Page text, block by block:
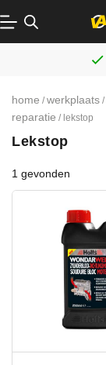
home / werkplaats /
reparatie / lekstop
Lekstop
1 gevonden